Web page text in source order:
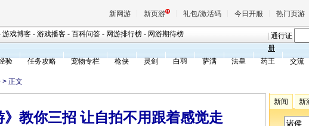
新网游 新页游 礼包/激活码 今日开服 热门页游
天堂
游戏博客 - 游戏播客 - 百科问答 - 网游排行榜 - 网游期待榜
通行证
册
验 任务攻略 宠物专栏 枪侠 灵剑 白羽 萨满 法皇 药王 交流
> 正文
》教你三招 让自拍不用跟着感觉走
新闻 新